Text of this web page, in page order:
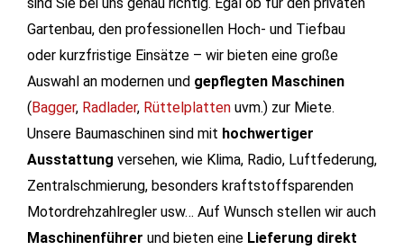
Gartenbau, den professionellen Hoch- und Tiefbau
oder kurzfristige Einsätze – wir bieten eine große
Auswahl an modernen und gepflegten Maschinen
(Bagger, Radlader, Rüttelplatten uvm.) zur Miete.
Unsere Baumaschinen sind mit hochwertiger
Ausstattung versehen, wie Klima, Radio, Luftfederung,
Zentralschmierung, besonders kraftstoffsparenden
Motordrehzahlregler usw… Auf Wunsch stellen wir auch
Maschinenführer und bieten eine Lieferung direkt